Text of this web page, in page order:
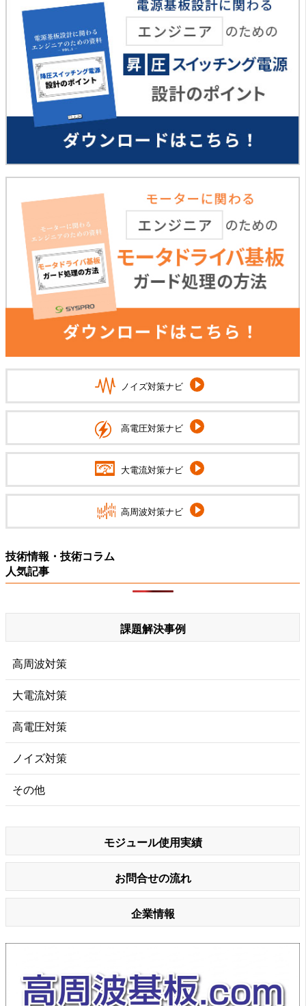
ノイズ対策ナビ
高電圧対策ナビ
大電流対策ナビ
高周波対策ナビ
技術情報・技術コラム
人気記事
課題解決事例
高周波対策
大電流対策
高電圧対策
ノイズ対策
その他
モジュール使用実績
お問合せの流れ
企業情報